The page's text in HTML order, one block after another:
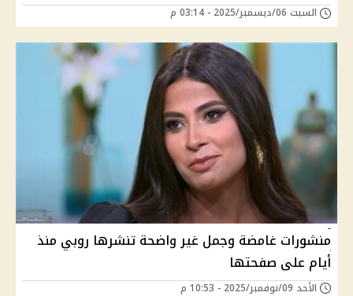
السبت 06/ديسمبر/2025 - 03:14 م
منشورات غامضة وجمل غير واضحة تنشرها روبي منذ
أيام على صفحتها
الأحد 09/نوفمبر/2025 - 10:53 م